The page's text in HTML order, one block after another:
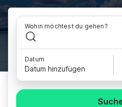
Wohin möchtest du gehen?
Datum
Datum hinzufügen